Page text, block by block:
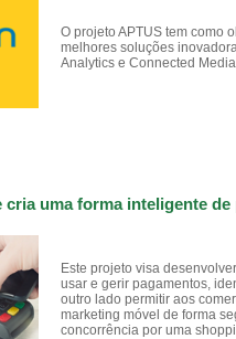
O projeto APTUS tem como
melhores soluções
Analytics e Connected
cria uma forma inteligente de
Este projeto visa
usar e gerir pagamentos,
outro lado permitir aos
marketing móvel de forma
concorrência por uma